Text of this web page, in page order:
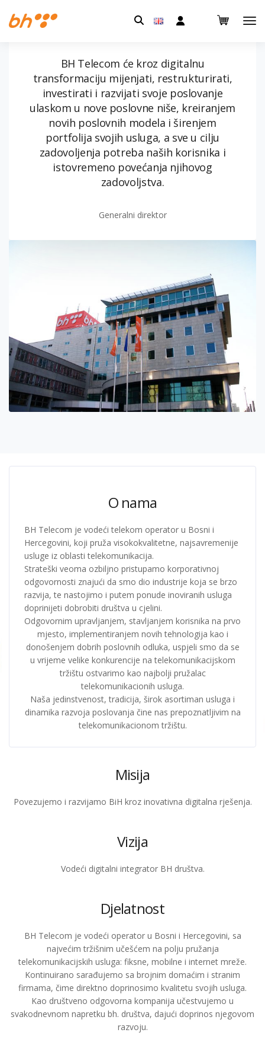
Pretraga:
BH Telecom će kroz digitalnu
transformaciju mijenjati, restrukturirati,
investirati i razvijati svoje poslovanje
ulaskom u nove poslovne niše, kreiranjem
novih poslovnih modela i širenjem
portfolija svojih usluga, a sve u cilju
zadovoljenja potreba naših korisnika i
istovremeno povećanja njihovog
zadovoljstva.
Generalni direktor
O nama
BH Telecom je vodeći telekom operator u Bosni i
Hercegovini, koji pruža visokokvalitetne, najsavremenije
usluge iz oblasti telekomunikacija.
Strateški veoma ozbiljno pristupamo korporativnoj
odgovornosti znajući da smo dio industrije koja se brzo
razvija, te nastojimo i putem ponude inoviranih usluga
doprinijeti dobrobiti društva u cjelini.
Odgovornim upravljanjem, stavljanjem korisnika na prvo
mjesto, implementiranjem novih tehnologija kao i
donošenjem dobrih poslovnih odluka, uspjeli smo da se
u vrijeme velike konkurencije na telekomunikacijskom
tržištu ostvarimo kao najbolji pružalac
telekomunikacionih usluga.
Naša jedinstvenost, tradicija, širok asortiman usluga i
dinamika razvoja poslovanja čine nas prepoznatljivim na
telekomunikacionom tržištu.
Misija
Povezujemo i razvijamo BiH kroz inovativna digitalna rješenja.
Vizija
Vodeći digitalni integrator BH društva.
Djelatnost
BH Telecom je vodeći operator u Bosni i Hercegovini, sa
najvećim tržišnim učešćem na polju pružanja
telekomunikacijskih usluga: fiksne, mobilne i internet mreže.
Kontinuirano sarađujemo sa brojnim domaćim i stranim
firmama, čime direktno doprinosimo kvalitetu svojih usluga.
Kao društveno odgovorna kompanija učestvujemo u
svakodnevnom napretku bh. društva, dajući doprinos njegovom
razvoju.